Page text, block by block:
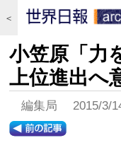
＜
小笠原「力
上位進出へ
編集局 2015/3/